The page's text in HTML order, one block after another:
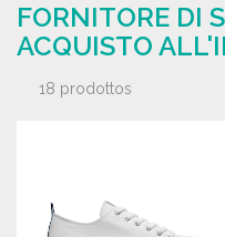
FORNITORE DI
ACQUISTO
18 prodottos